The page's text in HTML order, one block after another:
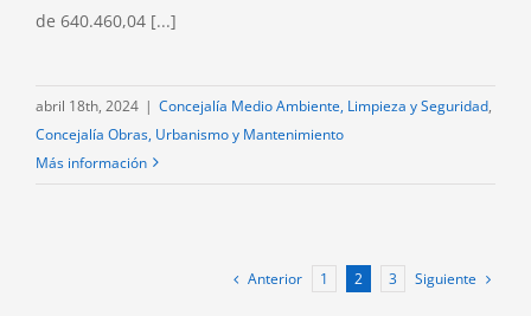
de 640.460,04 [...]
abril 18th, 2024 | Concejalía Medio Ambiente, Limpieza y Seguridad,
Concejalía Obras, Urbanismo y Mantenimiento
Más información
Anterior 1 2 3 Siguiente